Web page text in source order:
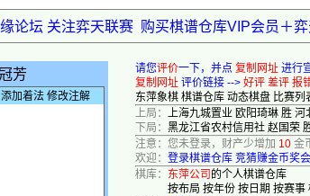
论坛 关注弈天联赛 购买棋谱仓库VIP会员＋
请您评价一下，并点 复制网址 进行
复制网址 评价链接 --> 好评 差评 报
东萍象棋 棋谱仓库 动态棋盘 比赛列
上局： 上海九城置业 欧阳琦琳 胜 河
下局： 黑龙江省农村信用社 赵国荣
注意：您未登录，财产少增加 10 金
欢迎： 登录棋谱仓库 竞猜赚金币奖
棋库： 东萍公司 的个人棋谱仓库
按布局 按年份 按日期 按赛事